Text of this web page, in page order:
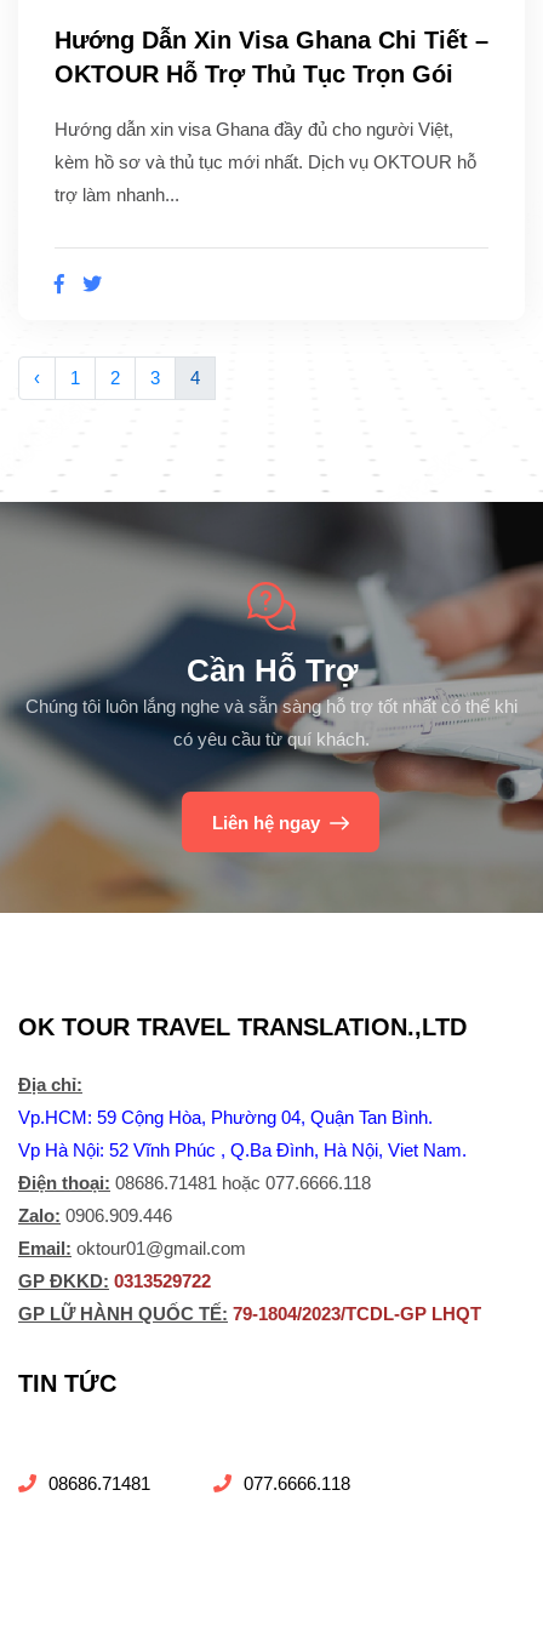
Hướng Dẫn Xin Visa Ghana Chi Tiết –
OKTOUR Hỗ Trợ Thủ Tục Trọn Gói
Hướng dẫn xin visa Ghana đầy đủ cho người Việt,
kèm hồ sơ và thủ tục mới nhất. Dịch vụ OKTOUR hỗ
trợ làm nhanh...
‹ 1 2 3 4
Cần Hỗ Trợ
Chúng tôi luôn lắng nghe và sẵn sàng hỗ trợ tốt nhất có thể khi
có yêu cầu từ quí khách.
Liên hệ ngay
OK TOUR TRAVEL TRANSLATION.,LTD
Địa chỉ:
Vp.HCM: 59 Cộng Hòa, Phường 04, Quận Tan Bình.
Vp Hà Nội: 52 Vĩnh Phúc , Q.Ba Đình, Hà Nội, Viet Nam.
Điện thoại: 08686.71481 hoặc 077.6666.118
Zalo: 0906.909.446
Email: oktour01@gmail.com
​GP ĐKKD: 0313529722
GP LỮ HÀNH QUỐC TẾ: 79-1804/2023/TCDL-GP LHQT
TIN TỨC
08686.71481 077.6666.118